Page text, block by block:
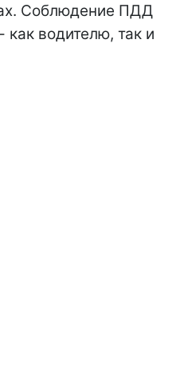
Соблюдение ПДД
водителю, так и